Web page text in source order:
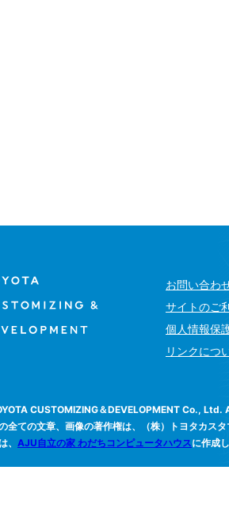
お問い合わ
サイトのご
個人情報保
リンクにつ
CUSTOMIZING＆DEVELOPMENT Co.,
全ての文章、画像の著作権は、（株）トヨタカス
、 AJU自立の家 わだちコンピュータハウスに作成